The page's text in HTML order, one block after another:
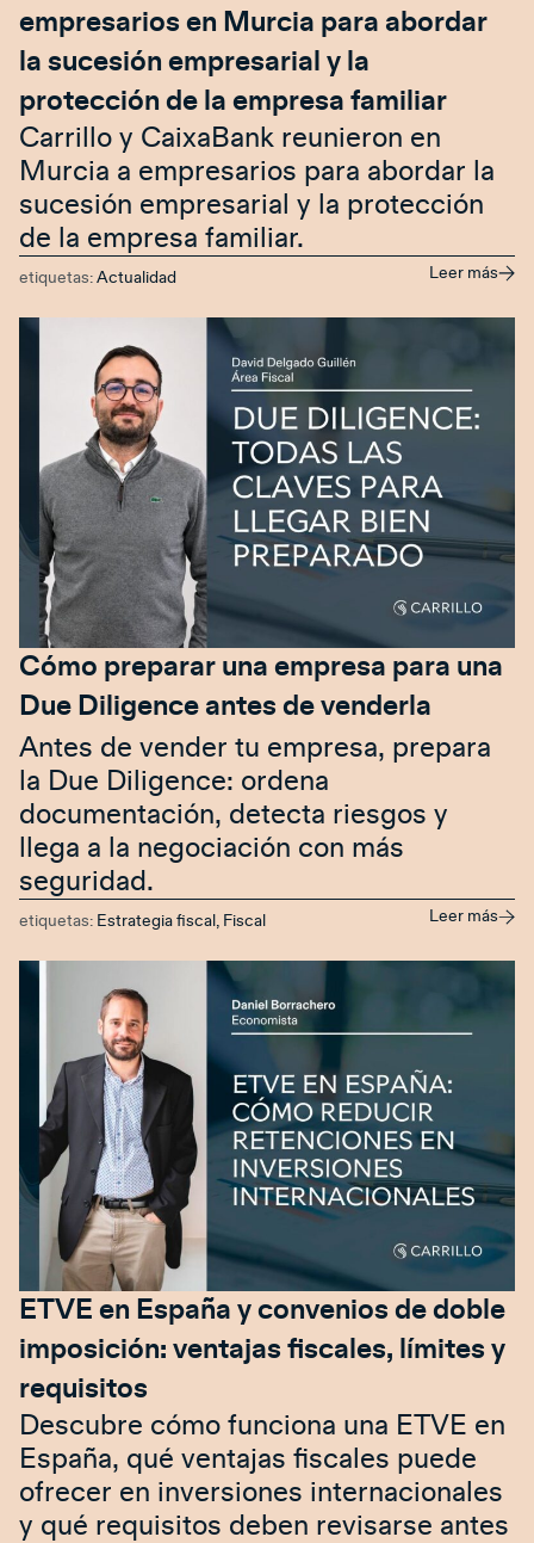
empresarios en Murcia para abordar
la sucesión empresarial y la
protección de la empresa familiar
Carrillo y CaixaBank reunieron en
Murcia a empresarios para abordar la
sucesión empresarial y la protección
de la empresa familiar.
etiquetas: Actualidad Leer más
Cómo preparar una empresa para una
Due Diligence antes de venderla
Antes de vender tu empresa, prepara
la Due Diligence: ordena
documentación, detecta riesgos y
llega a la negociación con más
seguridad.
etiquetas: Estrategia fiscal , Fiscal Leer más
ETVE en España y convenios de doble
imposición: ventajas fiscales, límites y
requisitos
Descubre cómo funciona una ETVE en
España, qué ventajas fiscales puede
ofrecer en inversiones internacionales
y qué requisitos deben revisarse antes